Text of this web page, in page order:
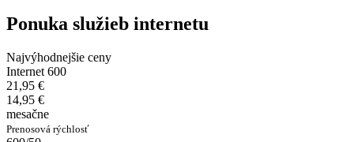
Ponuka služieb internetu
Najvýhodnejšie ceny
Internet 600
21,95 €
14,95 €
mesačne
Prenosová rýchlosť